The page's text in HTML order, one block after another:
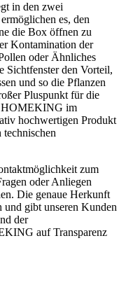
in den zwei
es, den
die Box öffnen zu
Kontamination der
oder Ähnliches
Sichtfenster den Vorteil,
und so die Pflanzen
Pluspunkt für die
HOMEKING im
hochwertigen Produkt
technischen
zum
oder Anliegen
Die genaue Herkunft
und gibt unseren Kunden
der
auf Transparenz